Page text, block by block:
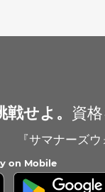
戦せよ。 資
『サマナーズ
on Mobile